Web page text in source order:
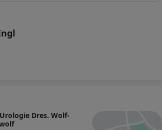
Dres. Wolf-